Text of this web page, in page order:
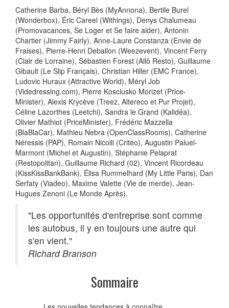
Catherine Barba, Béryl Bès (MyAnnona), Bertile Burel
(Wonderbox), Éric Careel (Withings), Denys Chalumeau
(Promovacances, Se Loger et Se faire aider), Antonin
Chartier (Jimmy Fairly), Anne-Laure Constanza (Envie de
Fraises), Pierre-Henri Deballon (Weezevent), Vincent Ferry
(Clair de Lorraine), Sébastien Forest (Allô Resto), Guillaume
Gibault (Le Slip Français), Christian Hiller (EMC France),
Ludovic Huraux (Attractive World), Méryl Job
(Videdressing.com), Pierre Kosciusko Morizet (Price-
Minister), Alexis Krycève (Treez, Altereco et Pur Projet),
Céline Lazorthes (Leetchi), Sandra le Grand (Kalidéa),
Olivier Mathiot (PriceMinister), Frédéric Mazzella
(BlaBlaCar), Mathieu Nebra (OpenClassRooms), Catherine
Néressis (PAP), Romain Nicolli (Critéo), Augustin Paluel-
Marmont (Michel et Augustin), Stéphanie Pelaprat
(Restopolitan), Guillaume Richard (02), Vincent Ricordeau
(KissKissBankBank), Élisa Rummelhard (My Little Paris), Dan
Serfaty (Viadeo), Maxime Valette (Vie de merde), Jean-
Hugues Zenoni (Le Monde Après).
"Les opportunités d'entreprise sont comme
les autobus, il y en toujours une autre qui
s'en vient."
Richard Branson
Sommaire